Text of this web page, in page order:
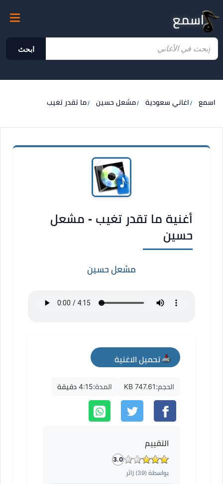
اسمع
ابحث
اسمع اغاني سعودية مشعل حسين ما تقدر تغيب
أغنية ما تقدر تغيب - مشعل
حسين
مشعل حسين
تحميل الاغنية
mp3
الحجم:747.61 KB المدة:4:15 دقيقة
التقييم
3.0
بواسطة (39) زائر